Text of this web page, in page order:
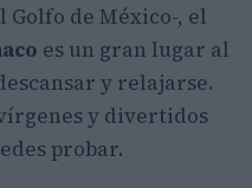
de México-, el
es un gran lugar al
y relajarse.
y divertidos
probar.